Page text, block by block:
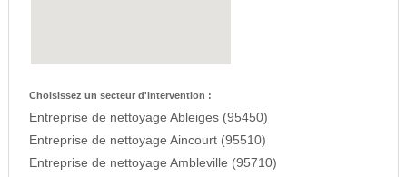
Choisissez un secteur d'intervention :
Entreprise de nettoyage Ableiges (95450)
Entreprise de nettoyage Aincourt (95510)
Entreprise de nettoyage Ambleville (95710)